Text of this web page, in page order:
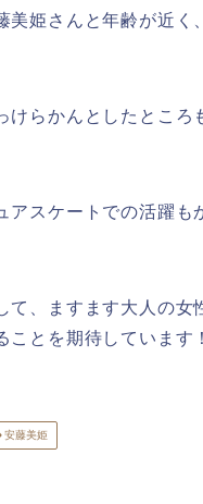
美姫さんと年齢が近く
けらかんとしたところ
アスケートでの活躍も
て、ますます大人の女
ことを期待しています！
安藤美姫